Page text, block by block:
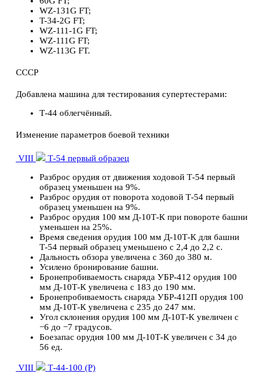
WZ-131G FT;
T-34-2G FT;
WZ-111-1G FT;
WZ-111G FT;
WZ-113G FT.
СССР
Добавлена машина для тестирования супертестерами:
Т-44 облегчённый.
Изменение параметров боевой техники
VIII
Т-54 первый образец
Разброс орудия от движения ходовой Т-54 первый
образец уменьшен на 9%.
Разброс орудия от поворота ходовой Т-54 первый
образец уменьшен на 9%.
Разброс орудия 100 мм Д-10Т-К при повороте башни
уменьшен на 25%.
Время сведения орудия 100 мм Д-10Т-К для башни
Т-54 первый образец уменьшено с 2,4 до 2,2 с.
Дальность обзора увеличена с 360 до 380 м.
Усилено бронирование башни.
Бронепробиваемость снаряда УБР-412 орудия 100
мм Д-10Т-К увеличена с 183 до 190 мм.
Бронепробиваемость снаряда УБР-412П орудия 100
мм Д-10Т-К увеличена с 235 до 247 мм.
Угол склонения орудия 100 мм Д-10Т-К увеличен с
−6 до −7 градусов.
Боезапас орудия 100 мм Д-10Т-К увеличен с 34 до
56 ед.
VIII
Т-44-100 (Р)